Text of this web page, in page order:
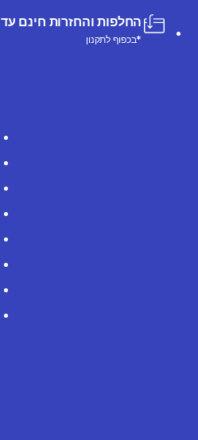
החלפות והחזרות חינם עד 365 ימים ממועד הרכישה
*בכפוף לתקנון